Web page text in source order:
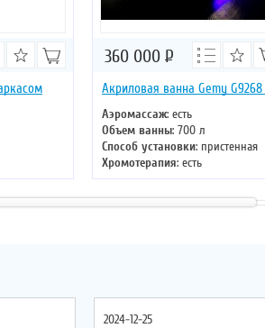
Акриловая ванна Gemy G9268
Аэромассаж: есть
Объем ванны: 700 л
Способ установки: пристенная
Хромотерапия: есть
Длина: 185 см
Ширина: 150 см
360 000 Р
2024-12-25